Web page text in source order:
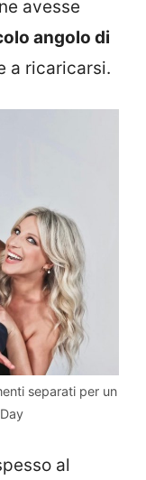
avesse
angolo di
a ricaricarsi.
separati per un
al